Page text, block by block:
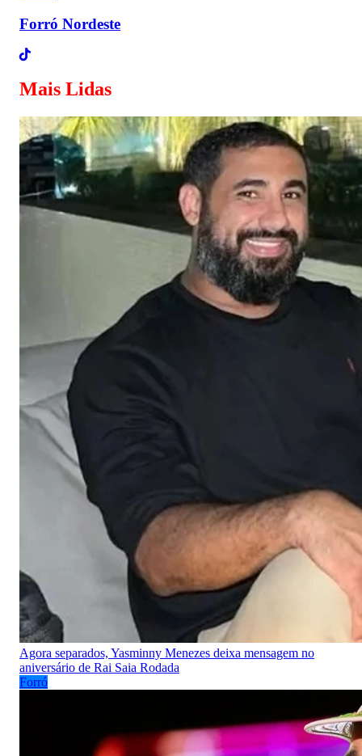
Forró Nordeste
Mais Lidas
Agora separados, Yasminny Menezes deixa mensagem no
aniversário de Rai Saia Rodada
Forró